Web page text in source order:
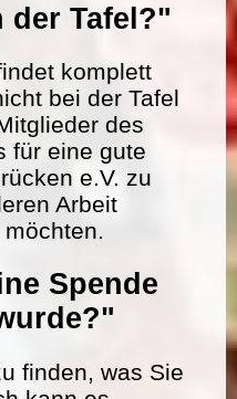
Tafel?"
komplett
bei der Tafel
des
für eine gute
e.V. zu
Arbeit
Spende
finden, was Sie